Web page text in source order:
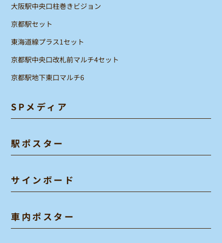
大阪駅中央口柱巻きビジョン
京都駅セット
東海道線プラス1セット
京都駅中央口改札前マルチ4セット
京都駅地下東口マルチ6
SPメディア
駅ポスター
サインボード
車内ポスター